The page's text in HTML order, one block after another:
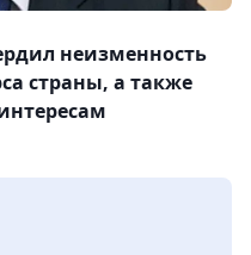
неизменность
страны, а также